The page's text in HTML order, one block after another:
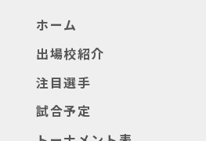
ホーム
出場校紹介
注目選手
試合予定